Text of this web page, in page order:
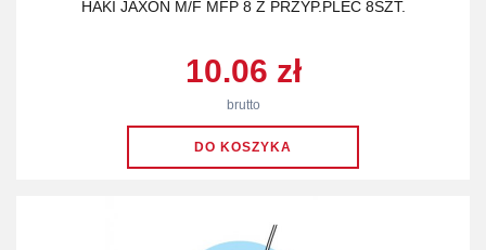
HAKI JAXON M/F MFP 8 Z PRZYP.PLEC 8SZT.
10.06 zł
brutto